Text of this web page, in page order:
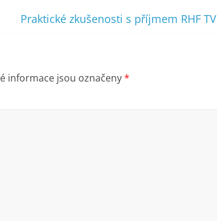
Praktické zkušenosti s příjmem RHF TV
informace jsou označeny*